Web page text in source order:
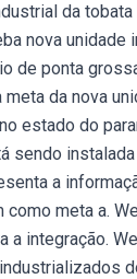
da
nova unidade
de ponta
da nova
estado do
sendo
a
como meta a.
a integração.